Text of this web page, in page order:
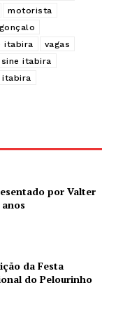
motorista
itabira
vagas
itabira
itabira
por Valter
da Festa
do Pelourinho